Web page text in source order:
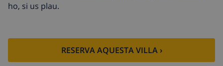
ho, si us plau.
RESERVA AQUESTA VILLA ›